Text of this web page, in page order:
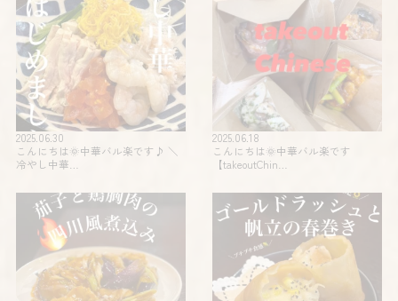
2025.06.30
こんにちは🌞中華バル楽です♪ ＼
冷やし中華…
2025.06.18
こんにちは🌞中華バル楽です
【takeoutChin…